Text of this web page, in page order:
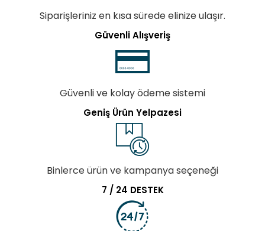
Siparişleriniz en kısa sürede elinize ulaşır.
Güvenli Alışveriş
Güvenli ve kolay ödeme sistemi
Geniş Ürün Yelpazesi
Binlerce ürün ve kampanya seçeneği
7 / 24 DESTEK